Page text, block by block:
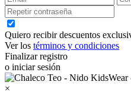
Quiero recibir descuentos
Ver los términos y condiciones
Finalizar registro
o iniciar sesión
×